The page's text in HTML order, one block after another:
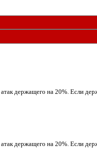
держащего на 20%. Если
держащего на 20%. Если